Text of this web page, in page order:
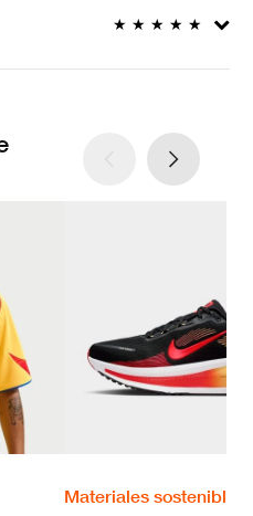
★ ★ ★ ★ ★
Materiales sostenibles